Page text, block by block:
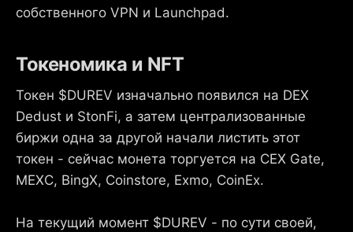
собственного VPN и Launchpad.
Токеномика и NFT
Токен $DUREV изначально появился на DEX
Dedust и StonFi, а затем централизованные
биржи одна за другой начали листить этот
токен - сейчас монета торгуется на CEX Gate,
MEXC, BingX, Coinstore, Exmo, CoinEx.
На текущий момент $DUREV - по сути своей,